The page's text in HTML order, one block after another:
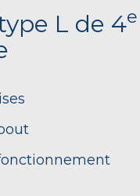
L de 4e